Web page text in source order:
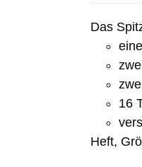
Das
16
Heft,